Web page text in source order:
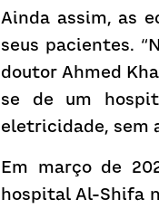
Ainda assim, as
seus pacientes.
doutor Ahmed
se de um
eletricidade, sem
Em março de
hospital Al-Shifa